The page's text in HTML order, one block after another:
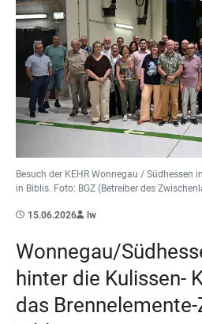
Besuch der KEHR Wonnegau / Südhessen
in Biblis. Foto: BGZ (Betreiber des
15.06.2026 lw
Wonnegau/
hinter die Kulissen-
das